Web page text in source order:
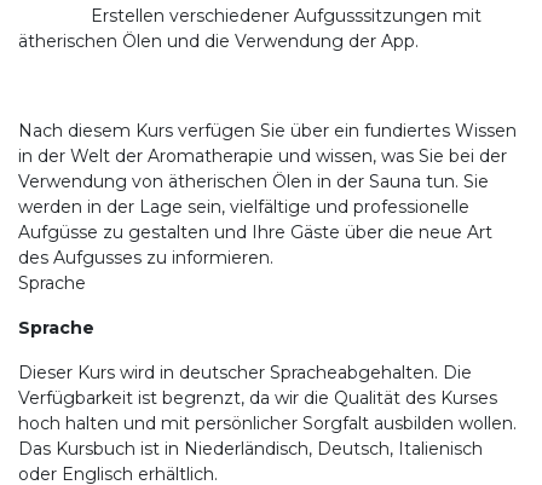
Erstellen verschiedener Aufgusssitzungen mit
ätherischen Ölen und die Verwendung der App.
Nach diesem Kurs verfügen Sie über ein fundiertes Wissen
in der Welt der Aromatherapie und wissen, was Sie bei der
Verwendung von ätherischen Ölen in der Sauna tun. Sie
werden in der Lage sein, vielfältige und professionelle
Aufgüsse zu gestalten und Ihre Gäste über die neue Art
des Aufgusses zu informieren.
Sprache
Sprache
Dieser Kurs wird in deutscher Spracheabgehalten. Die
Verfügbarkeit ist begrenzt, da wir die Qualität des Kurses
hoch halten und mit persönlicher Sorgfalt ausbilden wollen.
Das Kursbuch ist in Niederländisch, Deutsch, Italienisch
oder Englisch erhältlich.